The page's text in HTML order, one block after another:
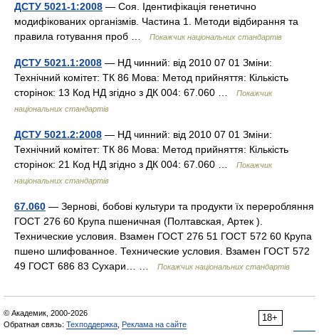
ДСТУ 5021-1:2008 — Соя. Ідентифікація генетично
модифікованих організмів. Частина 1. Методи відбирання та
правила готування проб …
Покажчик національних стандартів
ДСТУ 5021.1:2008 — НД чинний: від 2010 07 01 Зміни:
Технічний комітет: ТК 86 Мова: Метод прийняття: Кількість
сторінок: 13 Код НД згідно з ДК 004: 67.060 …
Покажчик
національних стандартів
ДСТУ 5021.2:2008 — НД чинний: від 2010 07 01 Зміни:
Технічний комітет: ТК 86 Мова: Метод прийняття: Кількість
сторінок: 21 Код НД згідно з ДК 004: 67.060 …
Покажчик
національних стандартів
67.060 — Зернові, бобові культури та продукти їх переробляння
ГОСТ 276 60 Крупа пшеничная (Полтавская, Артек ).
Технические условия. Взамен ГОСТ 276 51 ГОСТ 572 60 Крупа
пшено шлифованное. Технические условия. Взамен ГОСТ 572
49 ГОСТ 686 83 Сухари… …
Покажчик національних стандартів
18+
© Академик, 2000-2026
Обратная связь: Техподдержка Реклама на сайте